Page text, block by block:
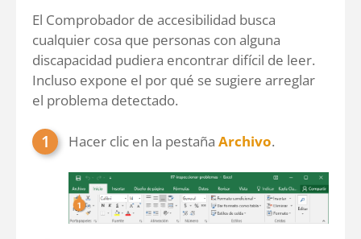
El Comprobador de accesibilidad busca
cualquier cosa que personas con alguna
discapacidad pudiera encontrar difícil de leer.
Incluso expone el por qué se sugiere arreglar
el problema detectado.
Hacer clic en la pestaña Archivo.